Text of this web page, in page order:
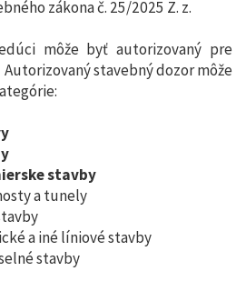
zákona č. 25/2025 Z. z.
môže byť autorizovaný pre
stavebný dozor môže
stavby
stavby
a tunely
a iné líniové stavby
stavby